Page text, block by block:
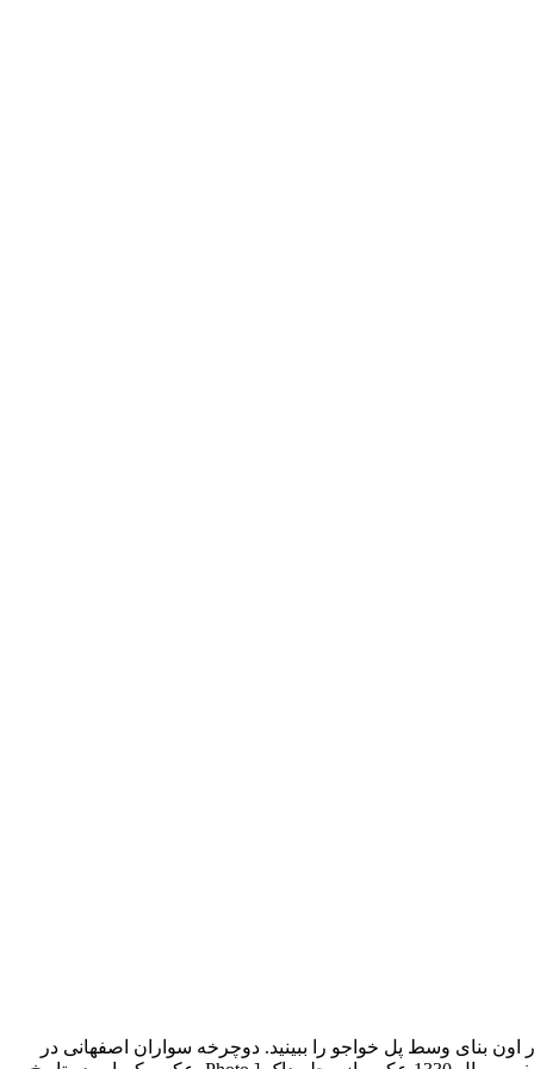
نمایی متفاوت از پل خواجو – اواخر دوره قاجار اون بنای وسط پل خواجو را ببینید. دوچرخه سواران اصفهانی در